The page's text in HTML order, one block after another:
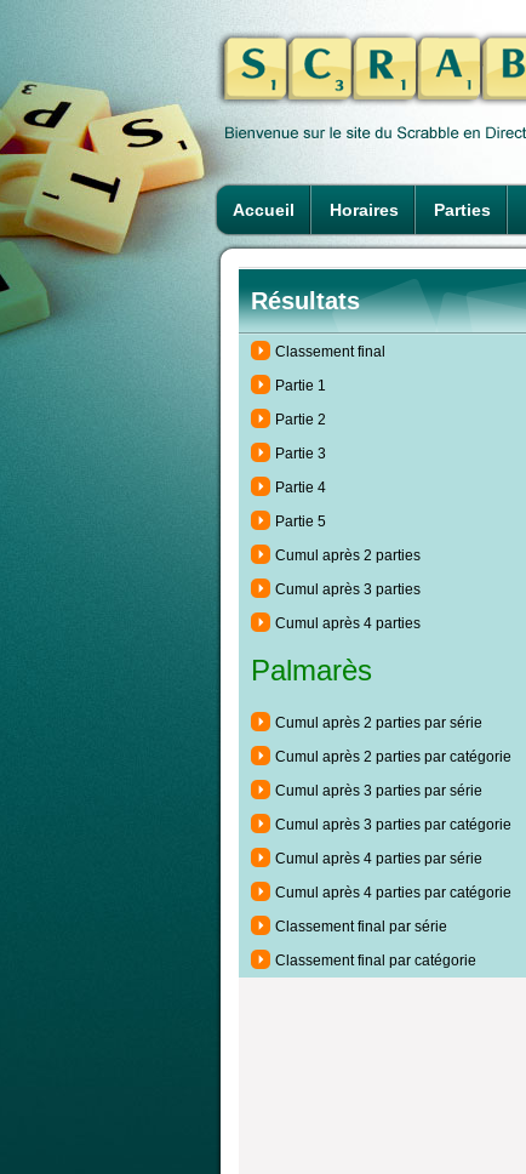
Accueil Horaires Parties
Résultats
Classement final
Partie 1
Partie 2
Partie 3
Partie 4
Partie 5
Cumul après 2 parties
Cumul après 3 parties
Cumul après 4 parties
Palmarès
Cumul après 2 parties par série
Cumul après 2 parties par catégorie
Cumul après 3 parties par série
Cumul après 3 parties par catégorie
Cumul après 4 parties par série
Cumul après 4 parties par catégorie
Classement final par série
Classement final par catégorie